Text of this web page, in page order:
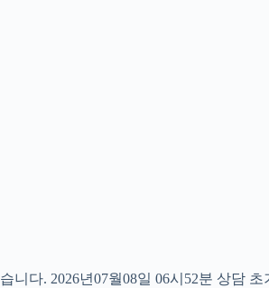
다. 2026년07월08일 06시52분 상담